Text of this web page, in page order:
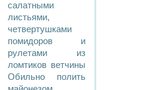
салатными
листьями,
четвертушками
помидоров и
рулетами из
ломтиков ветчины
Обильно полить